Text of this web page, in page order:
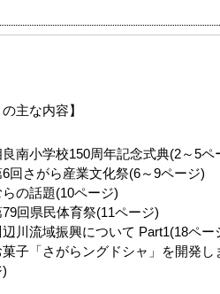
の主な内容】
良南小学校150周年記念式典(2～5ペ
6回さがら産業文化祭(6～9ページ)
らの話題(10ページ)
79回県民体育祭(11ページ)
辺川流域振興について Part1(18ペー
菓子「さがらングドシャ」を開発し